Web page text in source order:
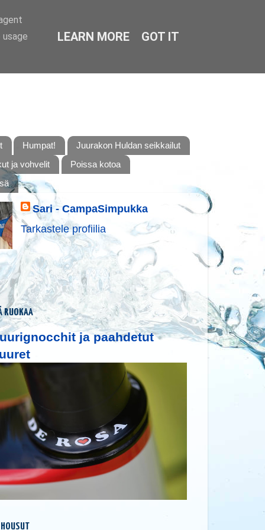
Humpat!
Juurakon Huldan seikkailut
ja vohvelit
Poissa kotoa
Sari - CampaSimpukka
Tarkastele profiilia
RUOKAA
ja paahdetut
LEARN MORE GOT IT